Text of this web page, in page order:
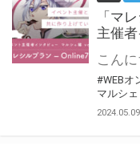
「マ
主催
#WEBオ
マルシェ
2024.05.09